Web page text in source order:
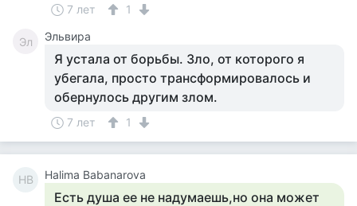
7 лет 1
Эл Эльвира
Я устала от борьбы. Зло, от которого я
убегала, просто трансформировалось и
обернулось другим злом.
7 лет 1
HB Halima Babanarova
Есть душа ее не надумаешь,но она может